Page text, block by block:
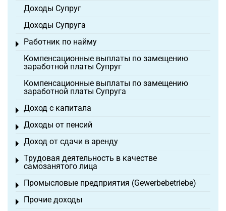
Доходы Супруг
Доходы Супруга
Работник по найму
Toggle menu
Компенсационные выплаты по замещению
заработной платы Супруг
Компенсационные выплаты по замещению
заработной платы Супруга
Доход с капитала
Toggle menu
Доходы от пенсий
Toggle menu
Доход от сдачи в аренду
Toggle menu
Трудовая деятельность в качестве
самозанятого лица
Toggle menu
Промысловые предприятия (Gewerbebetriebe)
Toggle menu
Прочие доходы
Toggle menu